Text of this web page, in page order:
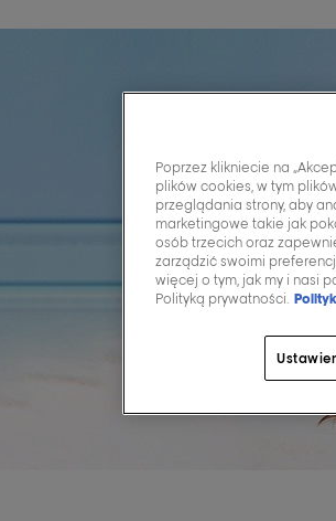
Poprzez klikniecie na
plików cookies, w tym
przeglądania strony, aby
marketingowe takie jak
osób trzecich oraz
zarządzić swoimi
więcej o tym, jak my i nasi
Polityką prywatności.